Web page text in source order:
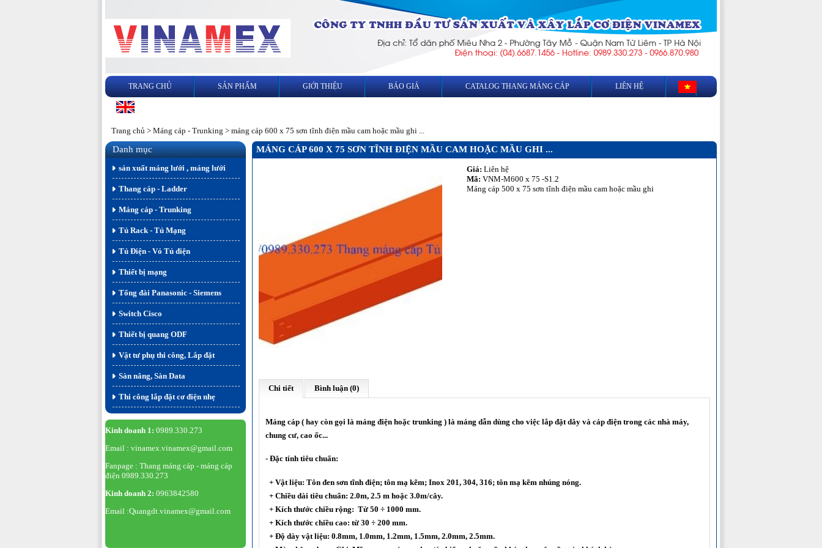
TRANG CHỦ SẢN PHẨM GIỚI THIỆU BÁO GIÁ CATALOG THANG MÁNG CÁP LIÊN HỆ
Trang chủ > Máng cáp - Trunking > máng cáp 600 x 75 sơn tĩnh điện mầu cam hoặc mầu ghi ...
Danh mục
sản xuất máng lưới , máng lưới
Thang cáp - Ladder
Máng cáp - Trunking
Tủ Rack - Tủ Mạng
Tủ Điện - Vỏ Tủ điện
Thiết bị mạng
Tổng đài Panasonic - Siemens
Switch Cisco
Thiết bị quang ODF
Vật tư phụ thi công, Lắp đặt
Sàn nâng, Sàn Data
Thi công lắp đặt cơ điện nhẹ
Kinh doanh 1: 0989.330.273
Email : vinamex.vinamex@gmail.com
Fanpage : Thang máng cáp - máng cáp
điện 0989.330.273
Kinh doanh 2: 0963842580
Email :Quangdt.vinamex@gmail.com
MÁNG CÁP 600 X 75 SƠN TĨNH ĐIỆN MẦU CAM HOẶC MẦU GHI ...
Giá: Liên hệ
Mã: VNM-M600 x 75 -S1.2
Máng cáp 500 x 75 sơn tĩnh điện mầu cam hoặc mầu ghi
Chi tiết Bình luận (0)
Máng cáp ( hay còn gọi là máng điện hoặc trunking ) là máng dẫn dùng cho việc lắp đặt dây và cáp điện trong các nhà máy,
chung cư, cao ốc...
- Đặc tính tiêu chuẩn:
+ Vật liệu: Tôn đen sơn tĩnh điện; tôn mạ kẽm; Inox 201, 304, 316; tôn mạ kẽm nhúng nóng.
+ Chiều dài tiêu chuẩn: 2.0m, 2.5 m hoặc 3.0m/cây.
+ Kích thước chiều rộng: Từ 50 ÷ 1000 mm.
+ Kích thước chiều cao: từ 30 ÷ 200 mm.
+ Độ dày vật liệu: 0.8mm, 1.0mm, 1.2mm, 1.5mm, 2.0mm, 2.5mm.